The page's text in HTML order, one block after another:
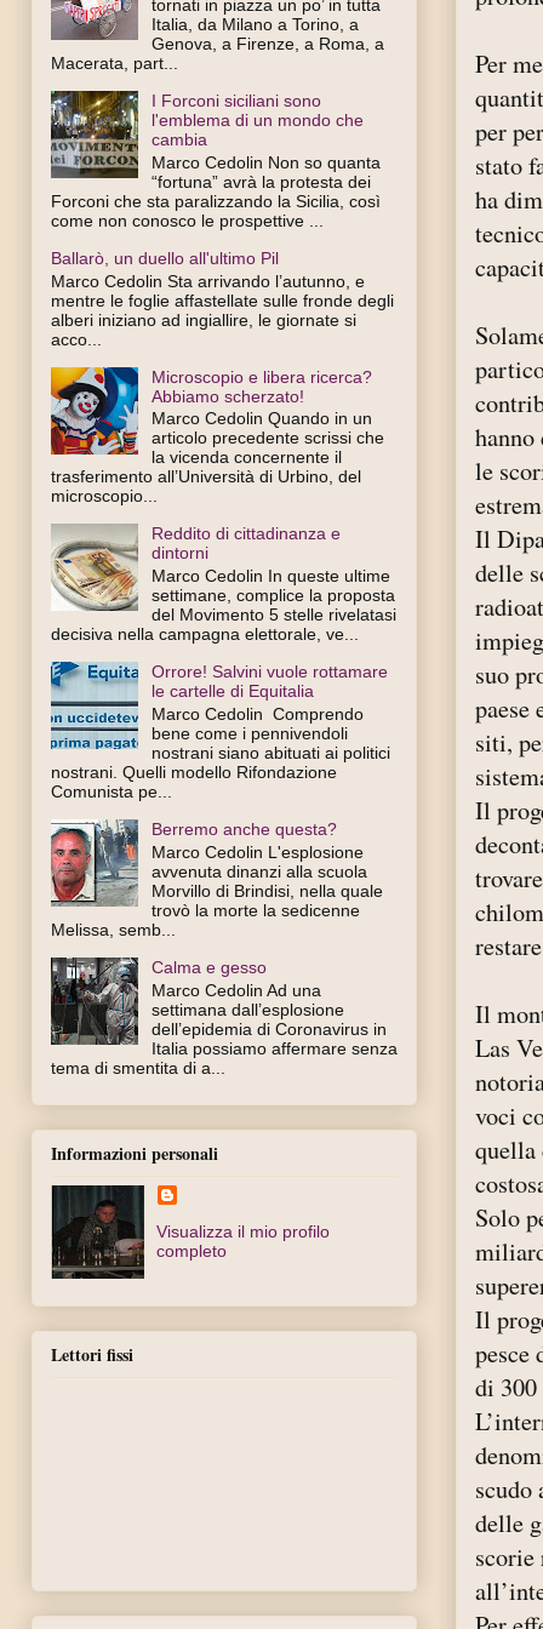
Per
per
stato
ha
le
Il
delle
suo
siti,
Il
Il
Las
voci
quella
Solo
Il
pesce
di
scudo
delle
tornati in piazza un po’ in tutta
Italia, da Milano a Torino, a
Genova, a Firenze, a Roma, a
Macerata, part...
I Forconi siciliani sono
l'emblema di un mondo che
cambia
Marco Cedolin Non so quanta
“fortuna” avrà la protesta dei
Forconi che sta paralizzando la Sicilia, così
come non conosco le prospettive ...
Ballarò, un duello all'ultimo Pil
Marco Cedolin Sta arrivando l’autunno, e
mentre le foglie affastellate sulle fronde degli
alberi iniziano ad ingiallire, le giornate si
acco...
Microscopio e libera ricerca?
Abbiamo scherzato!
Marco Cedolin Quando in un
articolo precedente scrissi che
la vicenda concernente il
trasferimento all’Università di Urbino, del
microscopio...
Reddito di cittadinanza e
dintorni
Marco Cedolin In queste ultime
settimane, complice la proposta
del Movimento 5 stelle rivelatasi
decisiva nella campagna elettorale, ve...
Orrore! Salvini vuole rottamare
le cartelle di Equitalia
Marco Cedolin Comprendo
bene come i pennivendoli
nostrani siano abituati ai politici
nostrani. Quelli modello Rifondazione
Comunista pe...
Berremo anche questa?
Marco Cedolin L'esplosione
avvenuta dinanzi alla scuola
Morvillo di Brindisi, nella quale
trovò la morte la sedicenne
Melissa, semb...
Calma e gesso
Marco Cedolin Ad una
settimana dall’esplosione
dell’epidemia di Coronavirus in
Italia possiamo affermare senza
tema di smentita di a...
Informazioni personali
Visualizza il mio profilo
completo
Lettori fissi